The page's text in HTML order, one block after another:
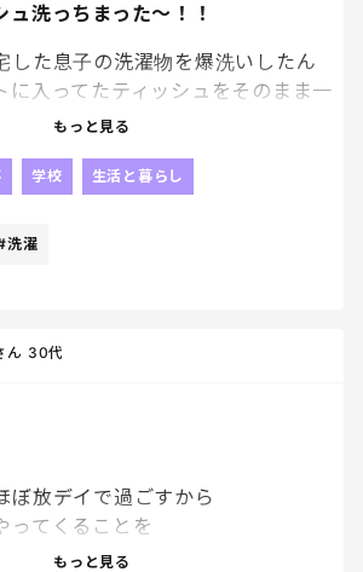
洗っちまった〜！！
した息子の洗濯物を爆洗いしたん
に入ってたティッシュをそのまま一
〜！！！！！
ット確認してくれるのが1番なんだ
もっと見る
学校 生活と暮らし
洗濯
ん 30代
ぼ放デイで過ごすから
ってくることを
にしててもっと見る